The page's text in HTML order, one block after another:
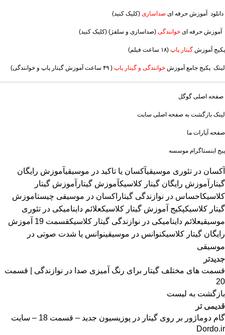
دانلود آموزش حرفه ای صداسازی (کلیک کنید)
آموزش حرفه ای خوانندگی (صداسازی و سلفژ) (کلیک کنید)
پکیج آموزش گیتار پاپ (۱۸ ساعت فیلم)
لینک پکیج جامع آموزش خوانندگی و گیتار پاپ ( ۴۹ ساعت آموزش گیتار پاپ و خوانندگی)
صفحه اصلی گوگل
لینک بازگشت به صفحه اصلی سایت
صفحه آپارات ما
پیج اینستاگرام موسسه
آکسان در تئوری موسیقیآکسان یا تاکید در موسیقیآموزش رایگان
گیتار آموزش رایگان گیتار کلاسیکآموزش گیتار آموزش گیتار
کلاسیکاحساس در نوازندگی گیتار اکسان در موسیقی چیستاموزش
گیتار کلاسیکپکیج آموزش گیتار کلاسیکعلائم داینامیکی در تئوری
موسیقیعلائم داینامیکی در نوازندگی گیتار کلاسیک
قسمت 19 آموزش
رایگان گیتار کلاسیکنوانس در موسیقینوانس یا شدت صوتی در
موسیقی
جدیدتر
قسمت های مختلف گیتار برای رنگ آمیزی صدا در نوازندگی | قسمت
20
بازگشت به لیست
قدیمی تر
گام دوماژور بر روی گیتار در پوزیسیون جدید – قسمت 18 – سایت
Dordo.ir